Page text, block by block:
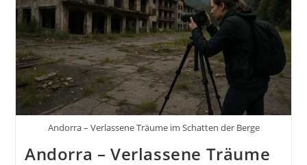
Andorra – Verlassene Träume im Schatten der Berge
Andorra – Verlassene Träume